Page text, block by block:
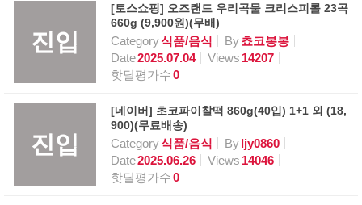
진입
[토스쇼핑] 오즈랜드 우리곡물 크리스피롤 23곡
660g (9,900원)(무배)
Category식품/음식 By쵸코봉봉
Date2025.07.04 Views 14207
핫딜평가수0
진입
[네이버] 초코파이찰떡 860g(40입) 1+1 외 (18,
900)(무료배송)
Category식품/음식 Byljy0860
Date2025.06.26 Views 14046
핫딜평가수0